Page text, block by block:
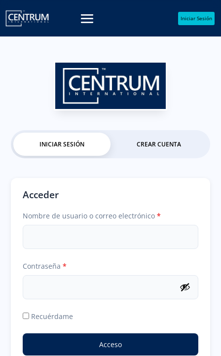
Iniciar Sesión
INICIAR SESIÓN CREAR CUENTA
Acceder
Nombre de usuario o correo electrónico*
Contraseña*
Recuérdame
Acceso